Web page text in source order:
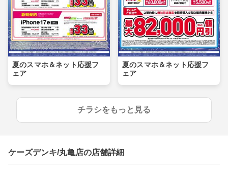
夏のスマホ＆ネット応援フ
ェア
夏のスマホ＆ネット応援フ
ェア
チラシをもっと見る
ケーズデンキ/丸亀店の店舗詳細